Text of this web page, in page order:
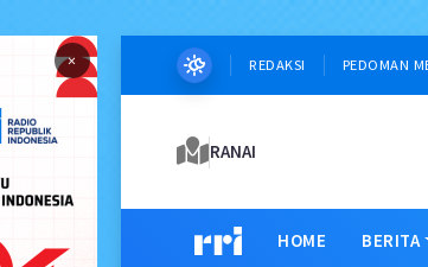
× REDAKSI PEDOMAN
RANAI
HOME BERITA